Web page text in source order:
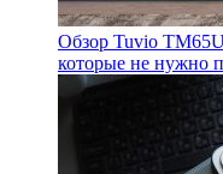
Обзор Tuvio
которые не нужно